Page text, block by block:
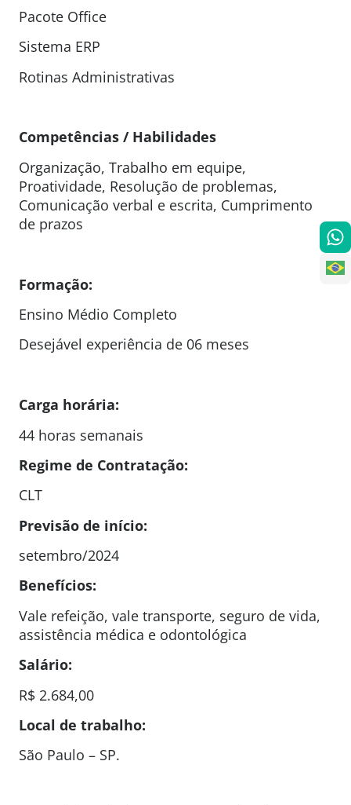
Pacote Office
Sistema ERP
Rotinas Administrativas
Competências / Habilidades
Organização, Trabalho em equipe,
Proatividade, Resolução de problemas,
Comunicação verbal e escrita, Cumprimento
de prazos
Formação:
Ensino Médio Completo
Desejável experiência de 06 meses
Carga horária:
44 horas semanais
Regime de Contratação:
CLT
Previsão de início:
setembro/2024
Benefícios:
Vale refeição, vale transporte, seguro de vida,
assistência médica e odontológica
Salário:
R$ 2.684,00
Local de trabalho:
São Paulo – SP.